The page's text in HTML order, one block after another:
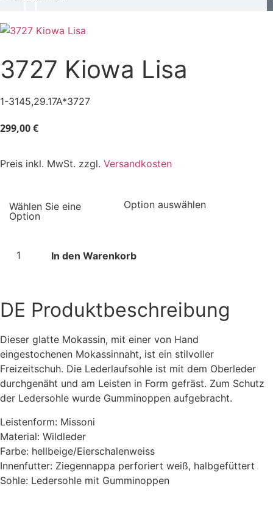
3727 Kiowa Lisa
1-3145,29.17A*3727
299,00€
Preis inkl. MwSt. zzgl. Versandkosten
In den Warenkorb
DE Produktbeschreibung
Dieser glatte Mokassin, mit einer von Hand
eingestochenen Mokassinnaht, ist ein stilvoller
Freizeitschuh. Die Lederlaufsohle ist mit dem Oberleder
durchgenäht und am Leisten in Form gefräst. Zum Schutz
der Ledersohle wurde Gumminoppen aufgebracht.
Leistenform: Missoni
Material: Wildleder
Farbe: hellbeige/Eierschalenweiss
Innenfutter: Ziegennappa perforiert weiß, halbgefüttert
Sohle: Ledersohle mit Gumminoppen